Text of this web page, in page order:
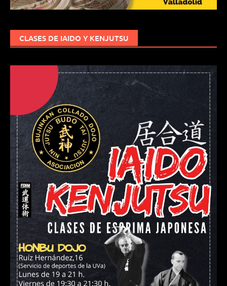
CLASES DE IAIDO Y KENJUTSU